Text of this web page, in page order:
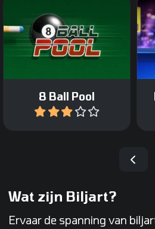
8 Ball Pool
Speel 8 ball pool tegen de
klok of een vriend.
Speel
Wat zijn Biljart?
Ervaar de spanning van